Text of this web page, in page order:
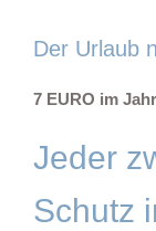
Der Urlaub
7 EURO im
Jeder
Schutz